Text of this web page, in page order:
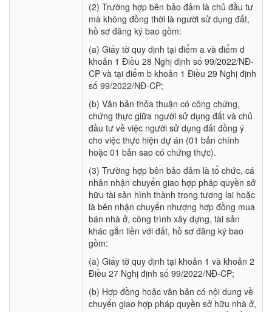
(2) Trường hợp bên bảo đảm là chủ đầu tư
mà không đồng thời là người sử dụng đất,
hồ sơ đăng ký bao gồm:
(a) Giấy tờ quy định tại điểm a và điểm d
khoản 1 Điều 28 Nghị định số 99/2022/NĐ-
CP và tại điểm b khoản 1 Điều 29 Nghị định
số 99/2022/NĐ-CP;
(b) Văn bản thỏa thuận có công chứng,
chứng thực giữa người sử dụng đất và chủ
đầu tư về việc người sử dụng đất đồng ý
cho việc thực hiện dự án (01 bản chính
hoặc 01 bản sao có chứng thực).
(3) Trường hợp bên bảo đảm là tổ chức, cá
nhân nhận chuyển giao hợp pháp quyền sở
hữu tài sản hình thành trong tương lai hoặc
là bên nhận chuyển nhượng hợp đồng mua
bán nhà ở, công trình xây dựng, tài sản
khác gắn liền với đất, hồ sơ đăng ký bao
gồm:
(a) Giấy tờ quy định tại khoản 1 và khoản 2
Điều 27 Nghị định số 99/2022/NĐ-CP;
(b) Hợp đồng hoặc văn bản có nội dung về
chuyển giao hợp pháp quyền sở hữu nhà ở,